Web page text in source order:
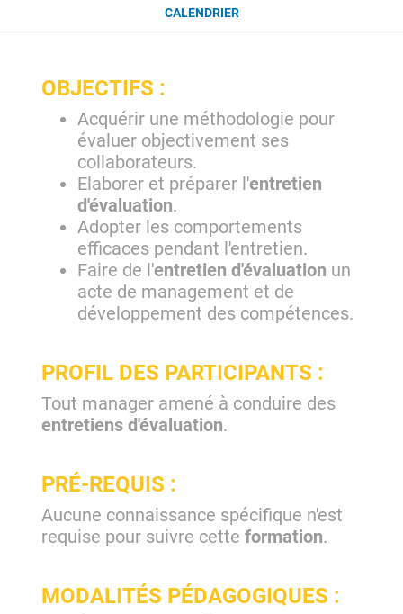
CALENDRIER
OBJECTIFS :
Acquérir une méthodologie pour
évaluer objectivement ses
collaborateurs.
Elaborer et préparer l'entretien
d'évaluation.
Adopter les comportements
efficaces pendant l'entretien.
Faire de l'entretien d'évaluation un
acte de management et de
développement des compétences.
PROFIL DES PARTICIPANTS :
Tout manager amené à conduire des
entretiens d'évaluation.
PRÉ-REQUIS :
Aucune connaissance spécifique n'est
requise pour suivre cette formation.
MODALITÉS PÉDAGOGIQUES :